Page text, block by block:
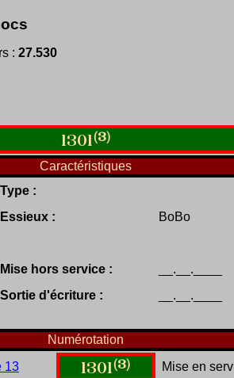
: 27.530
1301(3)
Caractéristiques
Type :
Essieux :
BoBo
Mise hors service :
__.__.____
Sortie d'écriture :
__.__.____
Numérotation
13 1301(3) Mise en